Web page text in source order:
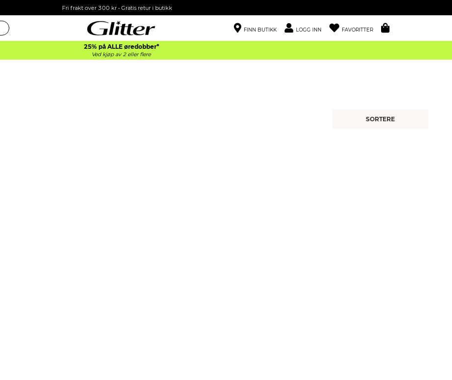
Fri frakt over 300 kr • Gratis retur i butikk
FINN BUTIKK LOGG INN FAVORITTER
25% på ALLE øredobber*
Ved kjøp av 2 eller flere